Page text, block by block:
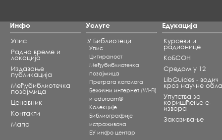
Инфо
Упис
Радно време и
локација
Издавање
публикација
Међубиблиотечка
позајмица
Ценовник
Контакти
Мапа
Услуге
У Библиотеци
Упис
Цитираност
Међубиблиотечка
позајмица
Претрага каталога
Бежични интернет (Wi-Fi)
и eduroam®
Koлекције
Библиографије
истраживача
ЕУ инфо центар
Едукација
Курсеви и
радионице
КоБСОН
Средом у 12
LibGuides - водич
кроз научне
Упутства за
коришћење е-
извора
Заказивање